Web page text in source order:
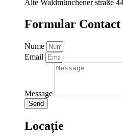
Alte Waldmünchener straße
Formular Contact
Nume
Email
Message
Send
Locație